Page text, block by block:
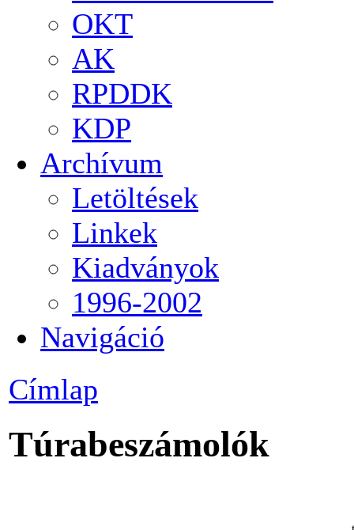
OKT
AK
RPDDK
KDP
Archívum
Letöltések
Linkek
Kiadványok
1996-2002
Navigáció
Címlap
Túrabeszámolók